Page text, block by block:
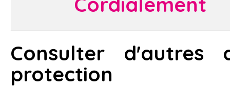
Consulter
protection